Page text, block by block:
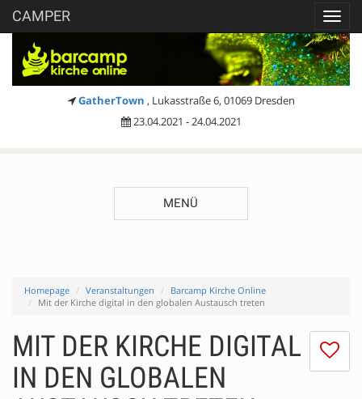
CAMPER
GatherTown , Lukasstraße 6, 01069 Dresden
23.04.2021 - 24.04.2021
MENÜ
Homepage Veranstaltungen
Barcamp Kirche Online
Mit der Kirche digital in den globalen Austausch treten
MIT DER KIRCHE DIGITAL
IN DEN GLOBALEN